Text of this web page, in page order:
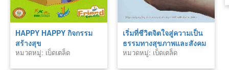
HAPPY HAPPY กิจกรรม
สร้างสุข
หมวดหมู่: เบ็ดเตล็ด
เริ่มที่ชีวิตจิตใจสู่ความเป็น
ธรรมทางสุขภาพและสังคม
หมวดหมู่: เบ็ดเตล็ด